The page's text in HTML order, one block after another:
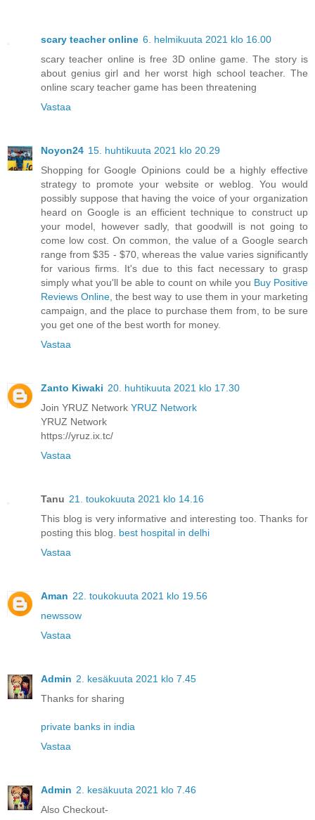
scary teacher online 6. helmikuuta 2021 klo 16.00
scary teacher online is free 3D online game. The story is
about genius girl and her worst high school teacher. The
online scary teacher game has been threatening
Vastaa
Noyon24 15. huhtikuuta 2021 klo 20.29
Shopping for Google Opinions could be a highly effective
strategy to promote your website or weblog. You would
possibly suppose that having the voice of your organization
heard on Google is an efficient technique to construct up
your model, however sadly, that goodwill is not going to
come low cost. On common, the value of a Google search
range from $35 - $70, whereas the value varies significantly
for various firms. It's due to this fact necessary to grasp
simply what you'll be able to count on while you Buy Positive
Reviews Online , the best way to use them in your marketing
campaign, and the place to purchase them from, to be sure
you get one of the best worth for money.
Vastaa
Zanto Kiwaki 20. huhtikuuta 2021 klo 17.30
Join YRUZ Network YRUZ Network
YRUZ Network
https://yruz.ix.tc/
Vastaa
Tanu 21. toukokuuta 2021 klo 14.16
This blog is very informative and interesting too. Thanks for
posting this blog. best hospital in delhi
Vastaa
Aman 22. toukokuuta 2021 klo 19.56
newssow
Vastaa
Admin 2. kesäkuuta 2021 klo 7.45
Thanks for sharing
private banks in india
Vastaa
Admin 2. kesäkuuta 2021 klo 7.46
Also Checkout-